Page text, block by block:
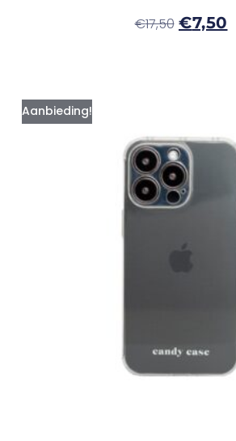
€17,50 €7,50
Aanbieding!